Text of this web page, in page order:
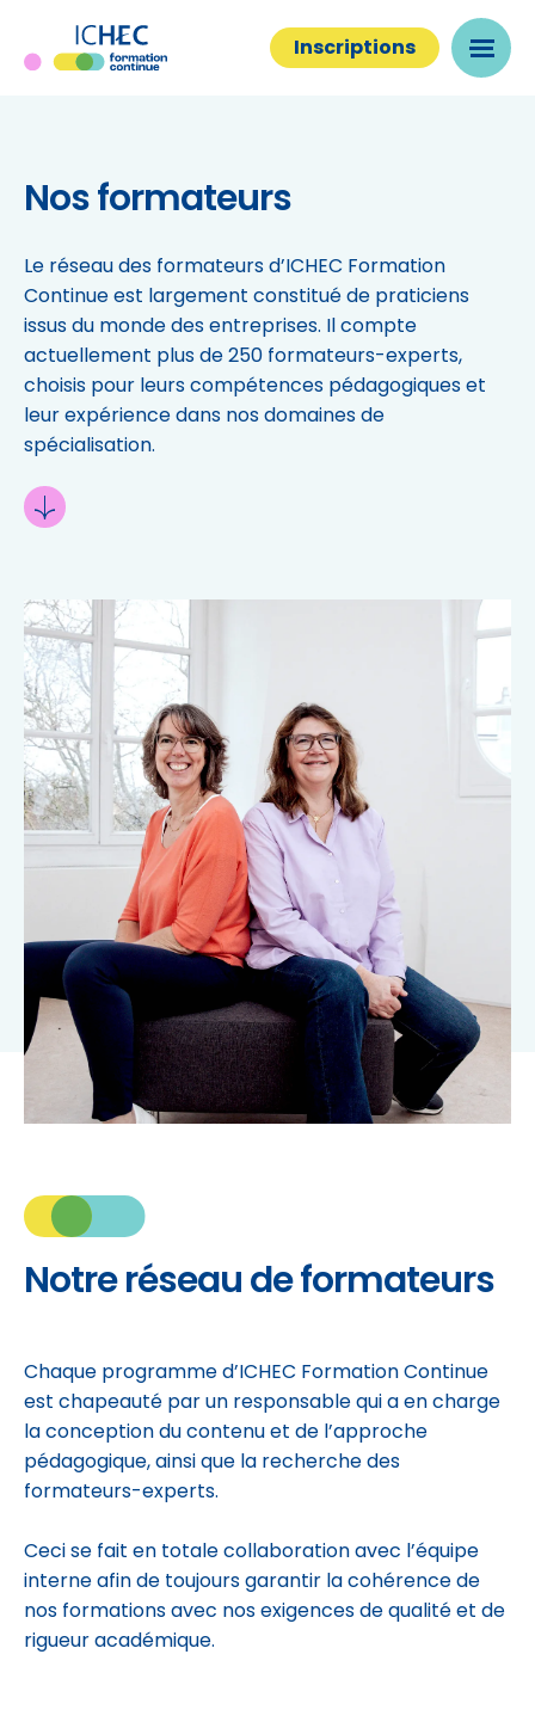
Inscriptions
Nos formateurs
Le réseau des formateurs d’ICHEC Formation
Continue est largement constitué de praticiens
issus du monde des entreprises. Il compte
actuellement plus de 250 formateurs-experts,
choisis pour leurs compétences pédagogiques et
leur expérience dans nos domaines de
spécialisation.
Notre réseau de formateurs
Chaque programme d’ICHEC Formation Continue
est chapeauté par un responsable qui a en charge
la conception du contenu et de l’approche
pédagogique, ainsi que la recherche des
formateurs-experts.
Ceci se fait en totale collaboration avec l’équipe
interne afin de toujours garantir la cohérence de
nos formations avec nos exigences de qualité et de
rigueur académique.